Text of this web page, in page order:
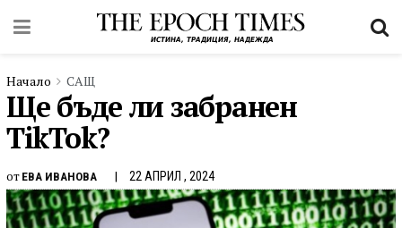
Начало САЩ
Ще бъде ли забранен
TikTok?
от ЕВА ИВАНОВА 22 АПРИЛ , 2024